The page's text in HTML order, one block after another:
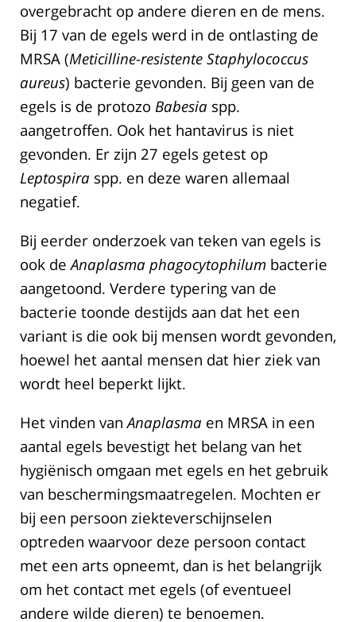
overgebracht op andere dieren en de mens.
Bij 17 van de egels werd in de ontlasting de
MRSA (Meticilline-resistente Staphylococcus
aureus) bacterie gevonden. Bij geen van de
egels is de protozo Babesia spp.
aangetroffen. Ook het hantavirus is niet
gevonden. Er zijn 27 egels getest op
Leptospira spp. en deze waren allemaal
negatief.
Bij eerder onderzoek van teken van egels is
ook deAnaplasma phagocytophilum bacterie
aangetoond. Verdere typering van de
bacterie toonde destijds aan dat het een
variant is die ook bij mensen wordt gevonden,
hoewel het aantal mensen dat hier ziek van
wordt heel beperkt lijkt.
Het vinden vanAnaplasma en MRSA in een
aantal egels bevestigt het belang van het
hygiënisch omgaan met egels en het gebruik
van beschermingsmaatregelen. Mochten er
bij een persoon ziekteverschijnselen
optreden waarvoor deze persoon contact
met een arts opneemt, dan is het belangrijk
om het contact met egels (of eventueel
andere wilde dieren) te benoemen.